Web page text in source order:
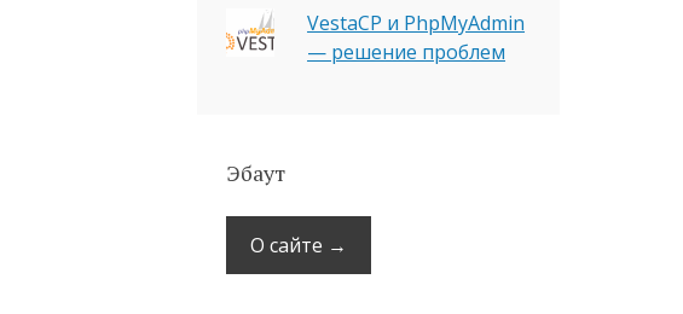
VestaCP и PhpMyAdmin
— решение проблем
Эбаут
О сайте →